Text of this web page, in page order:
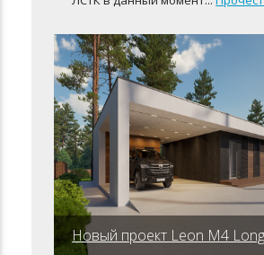
Новый проект Leon M4 Long